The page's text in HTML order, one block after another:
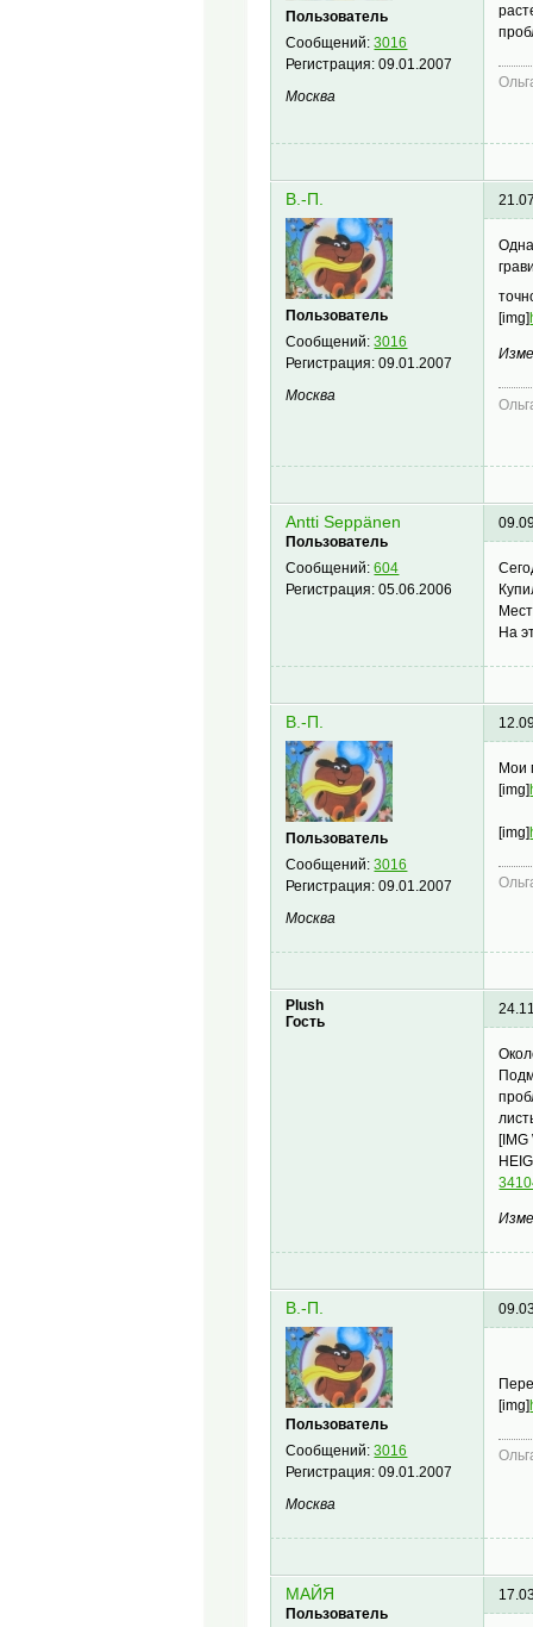
Пользователь
Сообщений:3016
Регистрация:09.01.2007
Москва
В.-П.
Пользователь
Сообщений:3016
Регистрация:09.01.2007
Москва
[img]
Antti Seppänen
Пользователь
Сообщений:604
Регистрация:05.06.2006
На
В.-П.
Пользователь
Сообщений:3016
Регистрация:09.01.2007
Москва
Мои
[img]
[img]
Plush
Гость
[IMG
В.-П.
Пользователь
Сообщений:3016
Регистрация:09.01.2007
Москва
[img]
МАЙЯ
Пользователь